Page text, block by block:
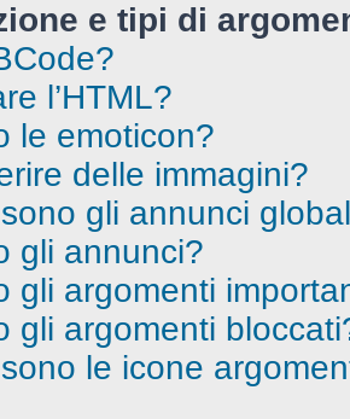
e tipi di
l’HTML?
le emoticon?
delle immagini?
gli annunci
gli annunci?
gli argomenti
gli argomenti
le icone